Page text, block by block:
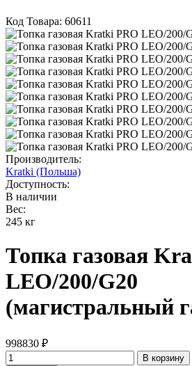
Код Товара: 60611
Производитель:
Kratki (Польша)
Доступность:
В наличии
Вес:
245 кг
Топка газовая
LEO/200/G20
(магистральный
998830 ₽
В корзину